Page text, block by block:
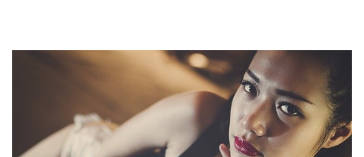
Nawigacja
wpisu